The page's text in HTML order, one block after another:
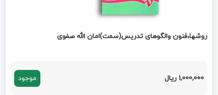
روشها،فنون والگوهای تدریس(سمت)امان الله صفوی
1,000,000 ریال موجود